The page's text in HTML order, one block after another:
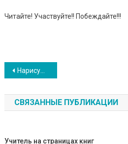
Читайте! Участвуйте!! Побеждайте!!!
Навигация
по
записям
Нарисую Севастополь сердцем!
СВЯЗАННЫЕ ПУБЛИКАЦИИ
Учитель на страницах книг